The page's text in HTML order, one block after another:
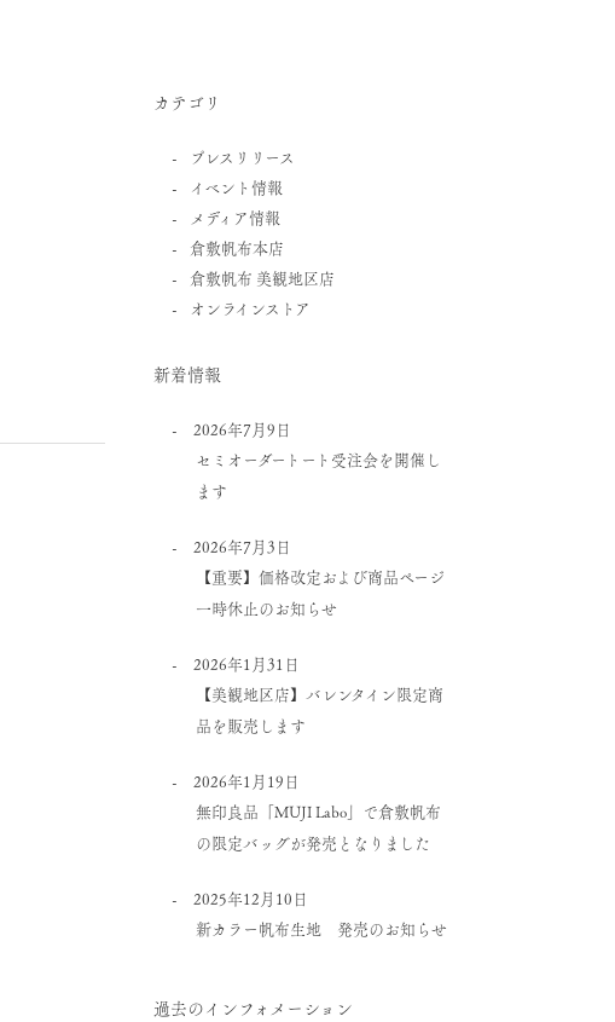
カテゴリ
プレスリリース
イベント情報
メディア情報
倉敷帆布本店
倉敷帆布 美観地区店
オンラインストア
新着情報
2026年7月9日
セミオーダートート受注会を開催し
ます
2026年7月3日
【重要】価格改定および商品ページ
一時休止のお知らせ
2026年1月31日
【美観地区店】バレンタイン限定商
品を販売します
2026年1月19日
無印良品「MUJI Labo」で倉敷帆布
の限定バッグが発売となりました
2025年12月10日
新カラー帆布生地 発売のお知らせ
過去のインフォメーション